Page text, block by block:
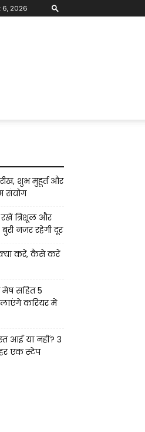
6, 2026
शुभ मुहूर्त और
संयोग
त्रिशूल और
नजर रहेगी दूर
क्या करें, कैसे करें
मेष सहित 5
करियर में
आई या नहीं? 3
एक स्टेप